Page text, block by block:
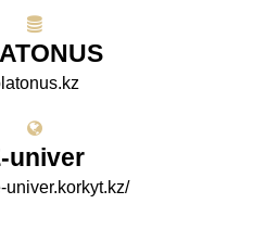
univer
univer.korkyt.kz/